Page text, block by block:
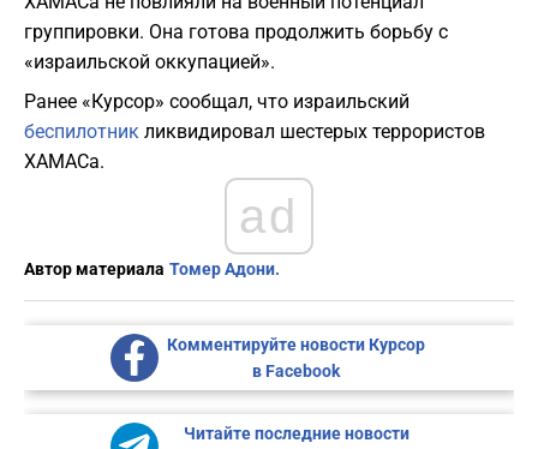
группировки. Она готова продолжить борьбу с
«израильской оккупацией».
Ранее «Курсор» сообщал, что израильский
беспилотник ликвидировал шестерых террористов
ХАМАСа.
ad
Автор материала Томер Адони.
Комментируйте новости Курсор
в Facebook
Читайте последние новости